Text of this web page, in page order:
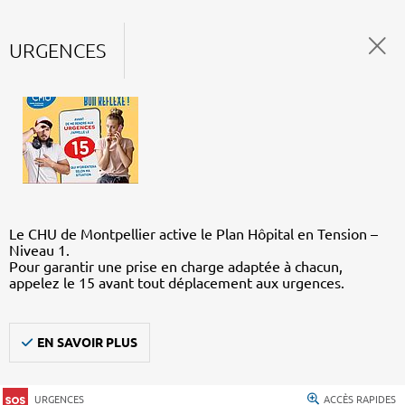
URGENCES
Le CHU de Montpellier active le Plan Hôpital en Tension –
Niveau 1.
Pour garantir une prise en charge adaptée à chacun,
appelez le 15 avant tout déplacement aux urgences.
EN SAVOIR PLUS
URGENCES ACCÈS RAPIDES